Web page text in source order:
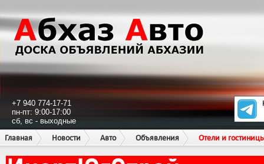
+7 940 774-17-71
пн-пт: 9:00-17:00
сб, вс - выходные
Главная
Новости Авто Объявления Отели и